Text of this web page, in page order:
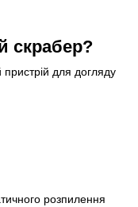
скрабер?
для догляду
розпилення